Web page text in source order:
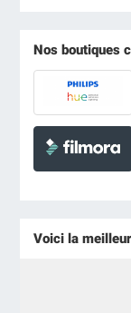
Nos boutiques
Voici la